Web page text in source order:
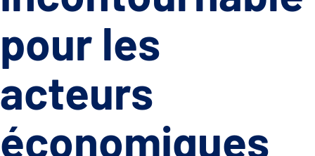
pour les
acteurs
économiques